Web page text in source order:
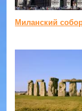
Миланский